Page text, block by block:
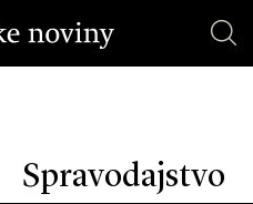
Spravodajstvo